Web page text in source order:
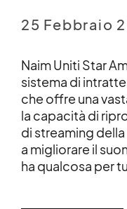
25 Febbraio
Naim Uniti Star
sistema di
che offre una
la capacità di
di streaming
a migliorare il
ha qualcosa per